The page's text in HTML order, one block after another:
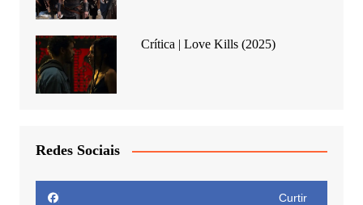
Crítica | Love Kills (2025)
Redes Sociais
Curtir